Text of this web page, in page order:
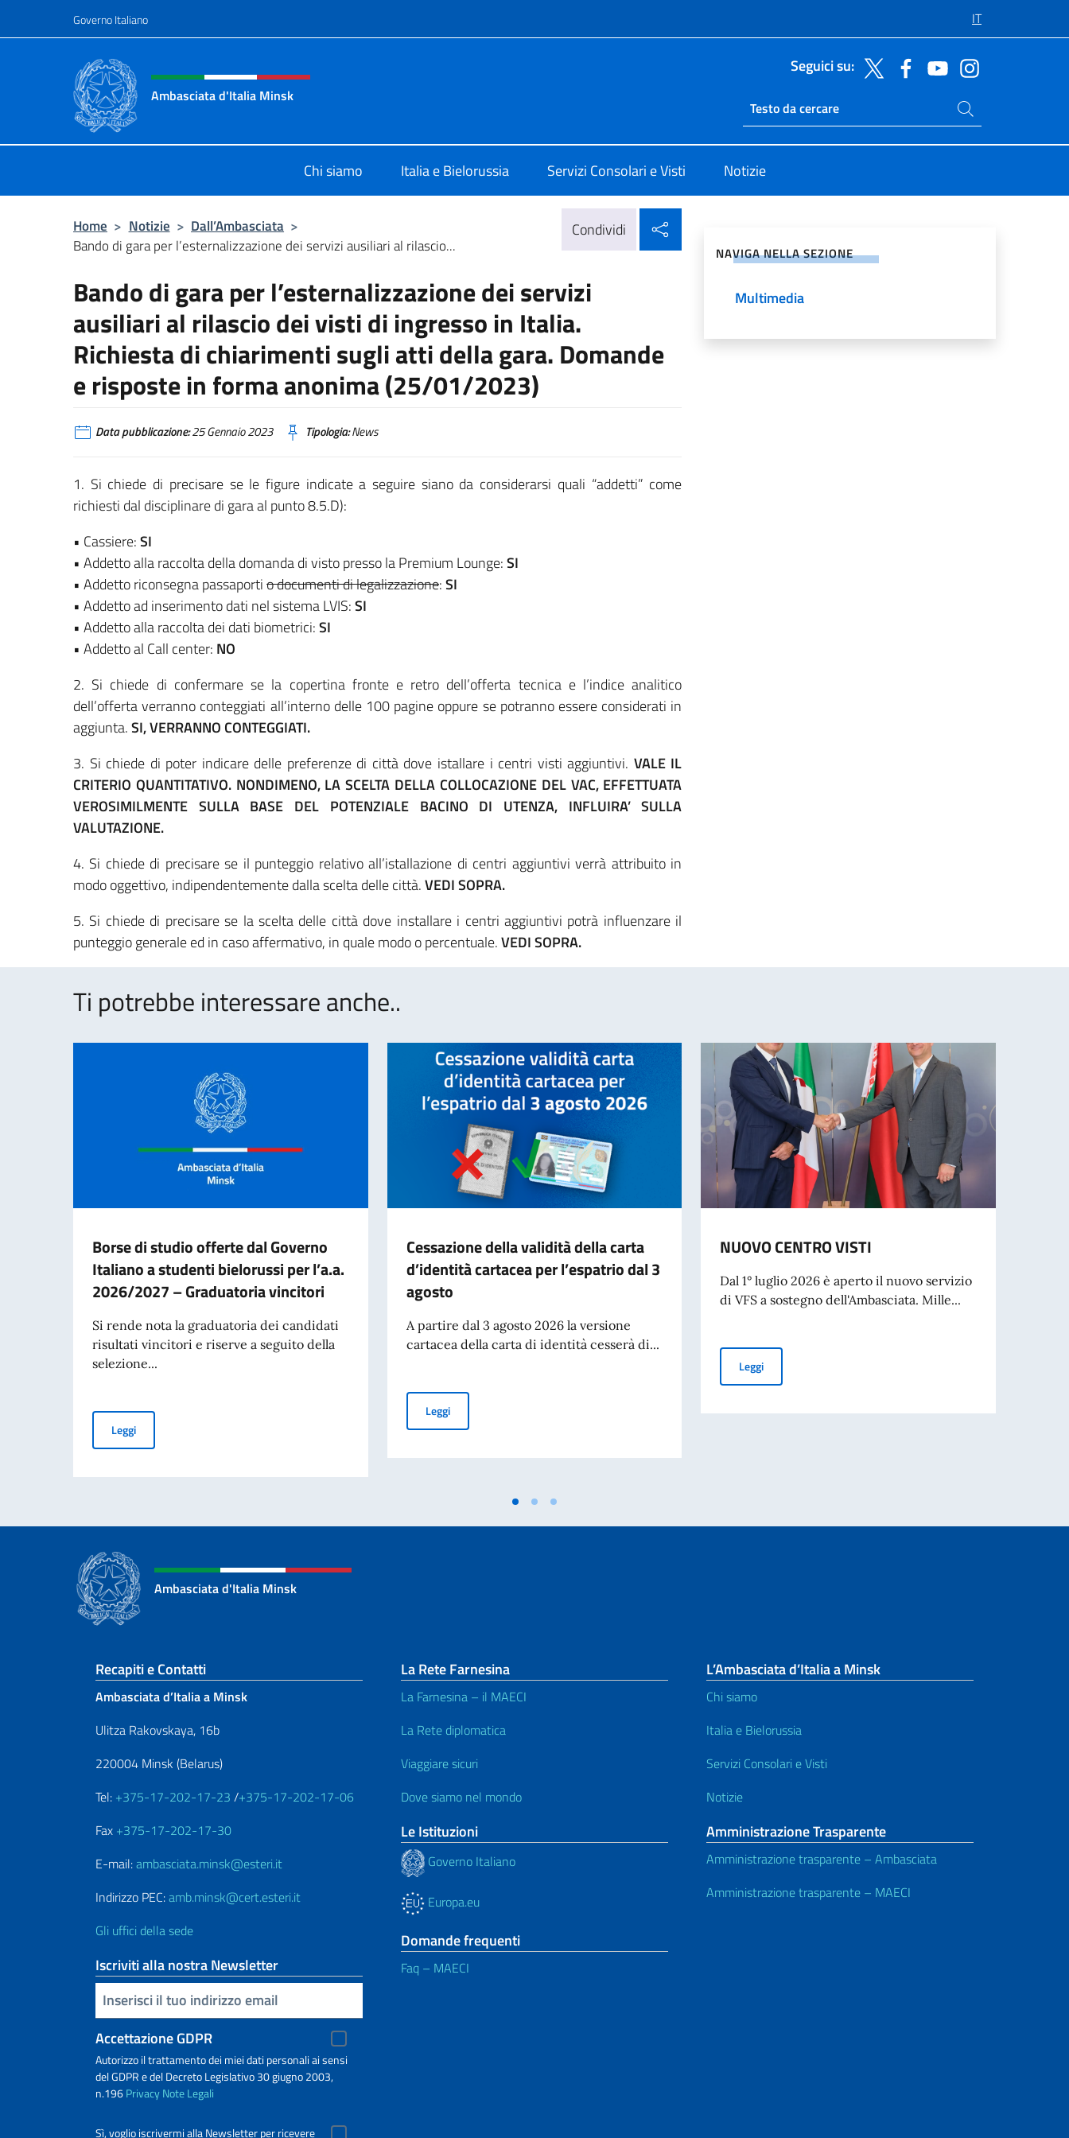
Governo Italiano IT
Intestazione sito, social e menù
Ambasciata d'Italia Minsk
Seguici su:
Ricerca sito live
Cerca nel sito
Chi siamo Italia e Bielorussia Servizi Consolari e Visti Notizie
Home > Notizie > Dall’Ambasciata >
Bando di gara per l’esternalizzazione dei servizi ausiliari al rilascio...
Condividi
Bando di gara per l’esternalizzazione dei servizi
ausiliari al rilascio dei visti di ingresso in Italia.
Richiesta di chiarimenti sugli atti della gara. Domande
e risposte in forma anonima (25/01/2023)
Data pubblicazione:25 Gennaio 2023 Tipologia:News
1. Si chiede di precisare se le figure indicate a seguire siano da considerarsi quali “addetti” come
richiesti dal disciplinare di gara al punto 8.5.D):
• Cassiere:SI
• Addetto alla raccolta della domanda di visto presso la Premium Lounge:SI
• Addetto riconsegna passaportio documenti di legalizzazione:SI
• Addetto ad inserimento dati nel sistema LVIS:SI
• Addetto alla raccolta dei dati biometrici:SI
• Addetto al Call center: NO
2. Si chiede di confermare se la copertina fronte e retro dell’offerta tecnica e l’indice analitico
dell’offerta verranno conteggiati all’interno delle 100 pagine oppure se potranno essere considerati in
aggiunta.SI, VERRANNO CONTEGGIATI.
3. Si chiede di poter indicare delle preferenze di città dove istallare i centri visti aggiuntivi. VALE IL
CRITERIO QUANTITATIVO. NONDIMENO, LA SCELTA DELLA COLLOCAZIONE DEL VAC, EFFETTUATA
VEROSIMILMENTE SULLA BASE DEL POTENZIALE BACINO DI UTENZA, INFLUIRA’ SULLA
VALUTAZIONE.
4. Si chiede di precisare se il punteggio relativo all’istallazione di centri aggiuntivi verrà attribuito in
modo oggettivo, indipendentemente dalla scelta delle città.VEDI SOPRA.
5. Si chiede di precisare se la scelta delle città dove installare i centri aggiuntivi potrà influenzare il
punteggio generale ed in caso affermativo, in quale modo o percentuale.VEDI SOPRA.
NAVIGA NELLA SEZIONE
Multimedia
Ti potrebbe interessare anche..
Borse di studio offerte dal Governo
Italiano a studenti bielorussi per l’a.a.
2026/2027 – Graduatoria vincitori
Si rende nota la graduatoria dei candidati
risultati vincitori e riserve a seguito della
selezione...
LeggiBorse di studio offerte dal Governo Italiano a studenti bielorussi per l’a.a. 2026/2027 – Graduatoria vincitori
Cessazione della validità della carta
d’identità cartacea per l’espatrio dal 3
agosto
A partire dal 3 agosto 2026 la versione
cartacea della carta di identità cesserà di...
LeggiCessazione della validità della carta d’identità cartacea per l’espatrio dal 3 agosto
NUOVO CENTRO VISTI
Dal 1° luglio 2026 è aperto il nuovo servizio
di VFS a sostegno dell'Ambasciata. Mille...
LeggiNUOVO CENTRO VISTI
Ambasciata d'Italia Minsk
Sezione footer
Recapiti e Contatti
Ambasciata d’Italia a Minsk
Ulitza Rakovskaya, 16b
220004 Minsk (Belarus)
Tel: +375-17-202-17-23 /+375-17-202-17-06
Fax +375-17-202-17-30
E-mail:ambasciata.minsk@esteri.it
Indirizzo PEC:amb.minsk@cert.esteri.it
Gli uffici della sede
Iscriviti alla nostra Newsletter
Inserisci la tua email
Accettazione GDPR
Autorizzo il trattamento dei miei dati personali ai sensi
del GDPR e del Decreto Legislativo 30 giugno 2003,
n.196PrivacyNote Legali
Sì, voglio iscrivermi alla Newsletter per ricevere
La Rete Farnesina
La Farnesina – il MAECI
La Rete diplomatica
Viaggiare sicuri
Dove siamo nel mondo
Le Istituzioni
Governo Italiano
Europa.eu
Domande frequenti
Faq – MAECI
L’Ambasciata d’Italia a Minsk
Chi siamo
Italia e Bielorussia
Servizi Consolari e Visti
Notizie
Amministrazione Trasparente
Amministrazione trasparente – Ambasciata
Amministrazione trasparente – MAECI